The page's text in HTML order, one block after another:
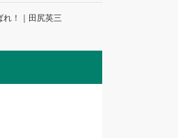
！｜田尻英三